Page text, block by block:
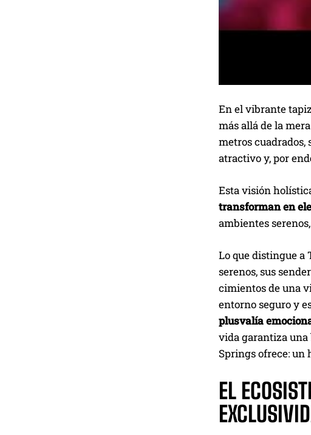
En el vibrante
más allá de la
metros
atractivo y, por
Esta visión
transforman en
ambientes
Lo que distingue a
serenos, sus
cimientos de una
entorno seguro y
plusvalía
vida garantiza una
Springs ofrece: un
EL